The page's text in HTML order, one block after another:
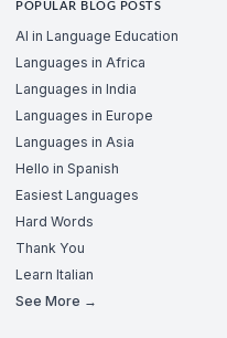
POPULAR BLOG POSTS
AI in Language Education
Languages in Africa
Languages in India
Languages in Europe
Languages in Asia
Hello in Spanish
Easiest Languages
Hard Words
Thank You
Learn Italian
See More →